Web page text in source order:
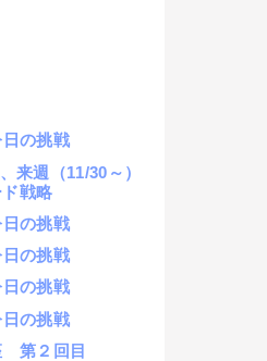
の挑戦
来週（11/30～）
戦略
の挑戦
の挑戦
の挑戦
の挑戦
第２回目